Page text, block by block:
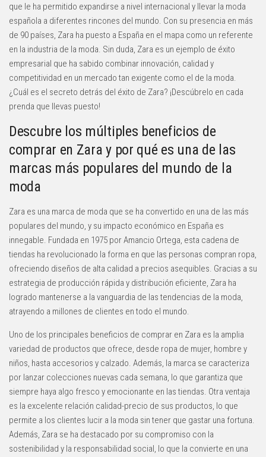
que le ha permitido expandirse a nivel internacional y llevar la moda
española a diferentes rincones del mundo. Con su presencia en más
de 90 países, Zara ha puesto a España en el mapa como un referente
en la industria de la moda. Sin duda, Zara es un ejemplo de éxito
empresarial que ha sabido combinar innovación, calidad y
competitividad en un mercado tan exigente como el de la moda.
¿Cuál es el secreto detrás del éxito de Zara? ¡Descúbrelo en cada
prenda que llevas puesto!
Descubre los múltiples beneficios de
comprar en Zara y por qué es una de las
marcas más populares del mundo de la
moda
Zara es una marca de moda que se ha convertido en una de las más
populares del mundo, y su impacto económico en España es
innegable. Fundada en 1975 por Amancio Ortega, esta cadena de
tiendas ha revolucionado la forma en que las personas compran ropa,
ofreciendo diseños de alta calidad a precios asequibles. Gracias a su
estrategia de producción rápida y distribución eficiente, Zara ha
logrado mantenerse a la vanguardia de las tendencias de la moda,
atrayendo a millones de clientes en todo el mundo.
Uno de los principales beneficios de comprar en Zara es la amplia
variedad de productos que ofrece, desde ropa de mujer, hombre y
niños, hasta accesorios y calzado. Además, la marca se caracteriza
por lanzar colecciones nuevas cada semana, lo que garantiza que
siempre haya algo fresco y emocionante en las tiendas. Otra ventaja
es la excelente relación calidad-precio de sus productos, lo que
permite a los clientes lucir a la moda sin tener que gastar una fortuna.
Además, Zara se ha destacado por su compromiso con la
sostenibilidad y la responsabilidad social, lo que la convierte en una